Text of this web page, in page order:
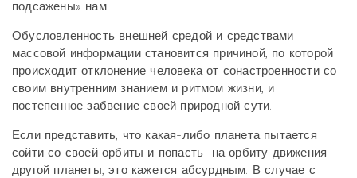
подсажены» нам.
Обусловленность внешней средой и средствами
массовой информации становится причиной, по которой
происходит отклонение человека от сонастроенности со
своим внутренним знанием и ритмом жизни, и
постепенное забвение своей природной сути.
Если представить, что какая-либо планета пытается
сойти со своей орбиты и попасть на орбиту движения
другой планеты, это кажется абсурдным. В случае с